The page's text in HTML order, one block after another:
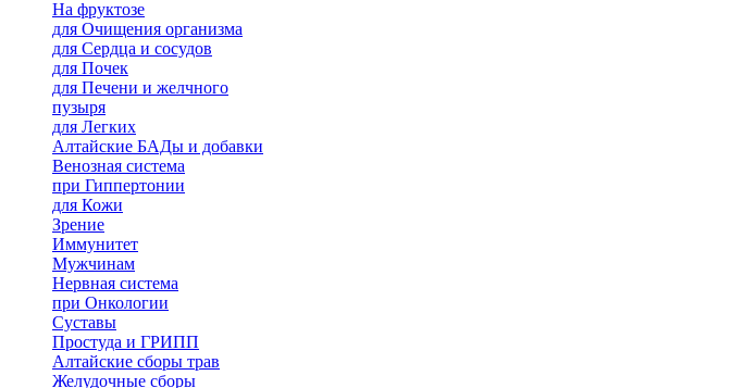
На фруктозе
для Очищения организма
для Сердца и сосудов
для Почек
для Печени и желчного
пузыря
для Легких
Алтайские БАДы и добавки
Венозная система
при Гиппертонии
для Кожи
Зрение
Иммунитет
Мужчинам
Нервная система
при Онкологии
Суставы
Простуда и ГРИПП
Алтайские сборы трав
Желудочные сборы